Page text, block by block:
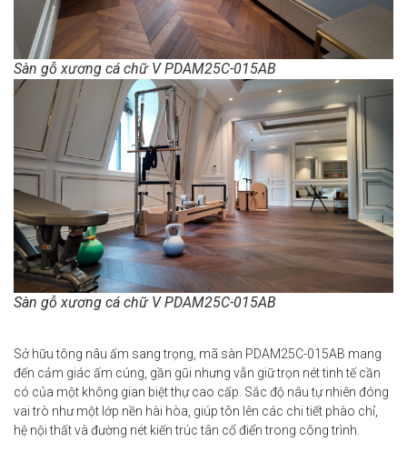
Sàn gỗ xương cá chữ V PDAM25C-015AB
Sàn gỗ xương cá chữ V PDAM25C-015AB
Sở hữu tông nâu ấm sang trọng, mã sàn PDAM25C-015AB mang
đến cảm giác ấm cúng, gần gũi nhưng vẫn giữ trọn nét tinh tế cần
có của một không gian biệt thự cao cấp. Sắc độ nâu tự nhiên đóng
vai trò như một lớp nền hài hòa, giúp tôn lên các chi tiết phào chỉ,
hệ nội thất và đường nét kiến trúc tân cổ điển trong công trình.